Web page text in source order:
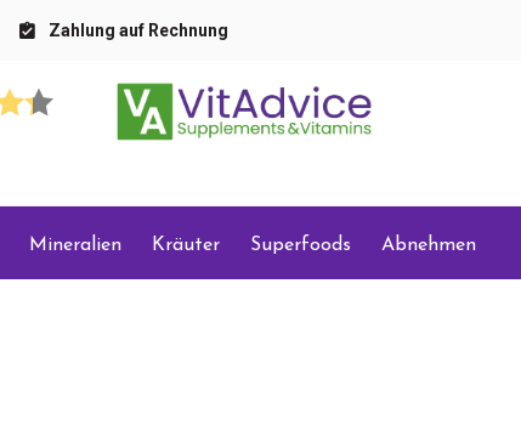
Zahlung auf Rechnung
Mineralien Kräuter Superfoods Abnehmen